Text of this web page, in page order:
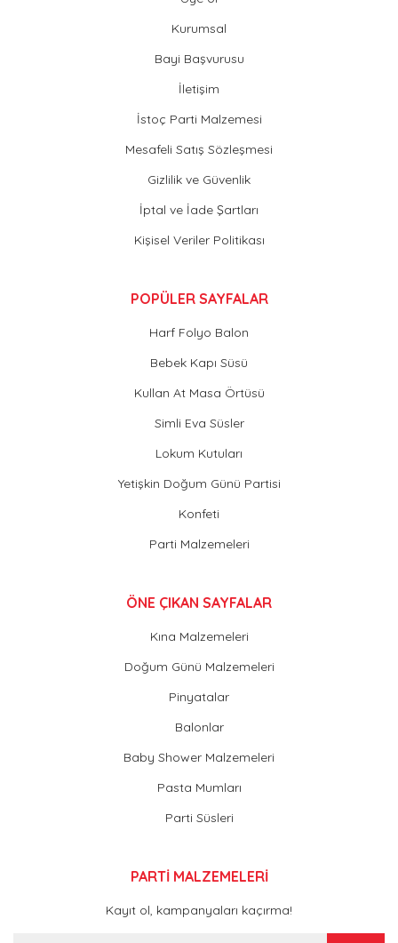
Kurumsal
Bayi Başvurusu
İletişim
İstoç Parti Malzemesi
Mesafeli Satış Sözleşmesi
Gizlilik ve Güvenlik
İptal ve İade Şartları
Kişisel Veriler Politikası
POPÜLER SAYFALAR
Harf Folyo Balon
Bebek Kapı Süsü
Kullan At Masa Örtüsü
Simli Eva Süsler
Lokum Kutuları
Yetişkin Doğum Günü Partisi
Konfeti
Parti Malzemeleri
ÖNE ÇIKAN SAYFALAR
Kına Malzemeleri
Doğum Günü Malzemeleri
Pinyatalar
Balonlar
Baby Shower Malzemeleri
Pasta Mumları
Parti Süsleri
PARTİ MALZEMELERİ
Kayıt ol, kampanyaları kaçırma!